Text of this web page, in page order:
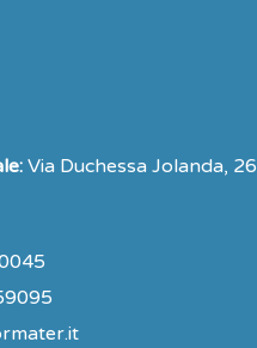
Via Duchessa Jolanda, 26